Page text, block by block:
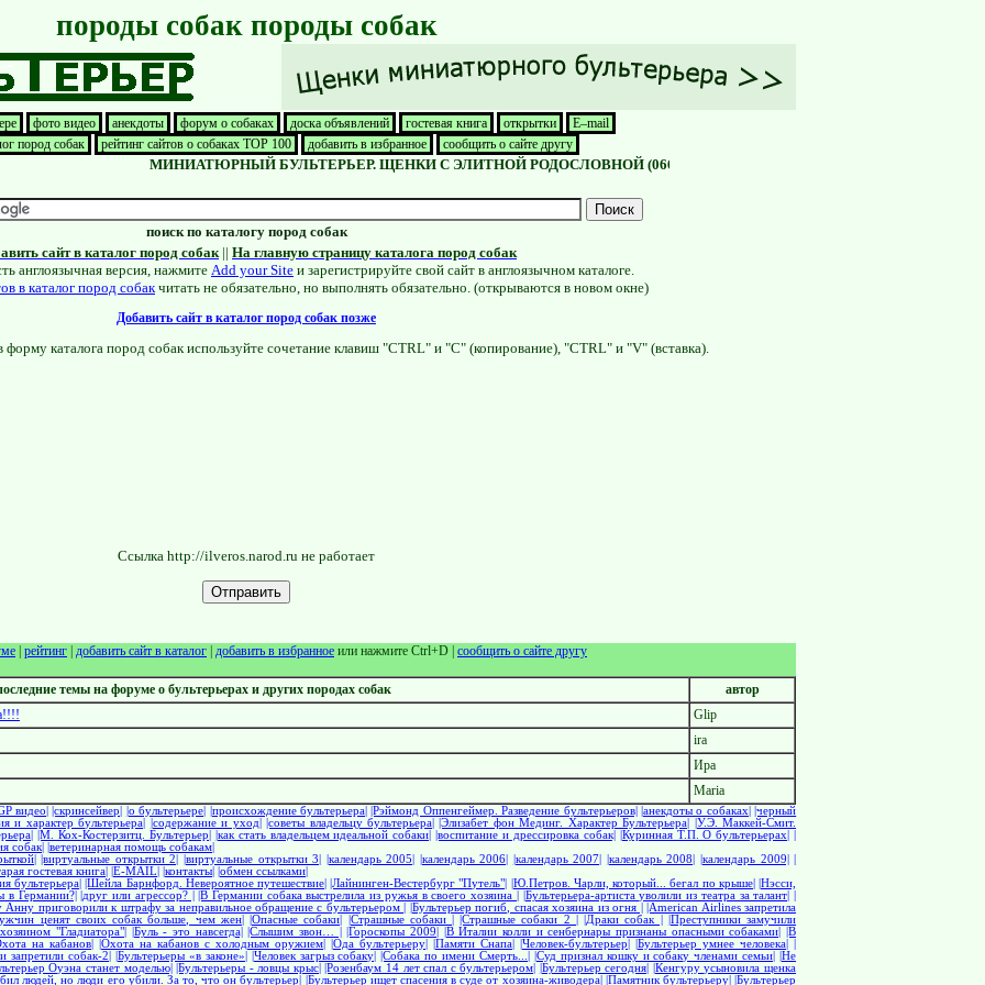
породы собак породы собак
фото видео анекдоты форум о собаках доска объявлений гостевая книга открытки
E–mail
пород собак
рейтинг сайтов о собаках TOP 100 добавить в избранное сообщить о сайте другу
МИНИАТЮРНЫЙ БУЛЬТЕРЬЕР. ЩЕНКИ С ЭЛИТНОЙ РОДОСЛОВНОЙ (066) 10-70-260
поиск по каталогу пород собак
сайт в каталог пород собак|| На главную страницу каталога пород собак
англоязычная версия, нажмите Add your Site и зарегистрируйте свой сайт в англоязычном каталоге.
в каталог пород собакчитать не обязательно, но выполнять обязательно. (открываются в новом окне)
Добавить сайт в каталог пород собак позже
форму каталога пород собак используйте сочетание клавиш "CTRL" и "C" (копирование), "CTRL" и "V" (вставка).
Ссылка http://ilveros.narod.ru не работает
| рейтинг | добавить сайт в каталог | добавить в избранное или нажмите Ctrl+D | сообщить о сайте другу
темы на форуме о бультерьерах и других породах собак
автор
Glip
ira
Ира
Maria
видео| |скринсейвер| |о бультерьере| |происхождение бультерьера| |Рэймонд Оппенгеймер. Разведение бультерьеров| |анекдоты о собаках|
|черный
и характер бультерьера| |содержание и уход| |советы владельцу бультерьера| |Элизабет фон Мединг. Характер Бультерьера|
|У.Э. Маккей-Смит.
|М. Кох-Костерзитц. Бультерьер| |как стать владельцем идеальной собаки| |воспитание и дрессировка собак| |Куринная Т.П. О бультерьерах|
собак|
|ветеринарная помощь собакам|
|виртуальные открытки 2| |виртуальные открытки 3| |календарь 2005| |календарь 2006| |календарь 2007| |календарь 2008| |календарь 2009|
гостевая книга| |E-MAIL| |контакты|
|обмен ссылками|
бультерьера| |Шейла Барнфорд. Невероятное путешествие| |Лайнинген-Вестербург "Путель"| |Ю.Петров. Чарли, который... бегал по крыше|
|Нэсси,
в Германии?| |друг или агрессор? | |В Германии собака выстрелила из ружья в своего хозяина | |Бультерьера-артиста уволили из театра за талант|
Анну приговорили к штрафу за неправильное обращение с бультерьером | |Бультерьер погиб, спасая хозяина из огня |
|American Airlines запретила
ценят своих собак больше, чем жен| |Опасные собаки| |Страшные собаки | |Страшные собаки 2 | |Драки собак |
|Преступники замучили
"Гладиатора"| |Буль - это навсегда| |Слышим звон… | |Гороскопы 2009| |В Италии колли и сенбернары признаны опасными собаками|
|В
на кабанов| |Охота на кабанов с холодным оружием| |Ода бультерьеру| |Памяти Снапа| |Человек-бультерьер| |Бультерьер умнее человека|
запретили собак-2| |Бультерьеры «в законе»| |Человек загрыз собаку| |Собака по имени Смерть...| |Суд признал кошку и собаку членами семьи|
|Не
Оуэна станет моделью| |Бультерьеры - ловцы крыс| |Розенбаум 14 лет спал с бультерьером| |Бультерьер сегодня|
|Кенгуру усыновила щенка
людей, но люди его убили. За то, что он бультерьер| |Бультерьер ищет спасения в суде от хозяина-живодера| |Памятник бультерьеру| |Бультерьер